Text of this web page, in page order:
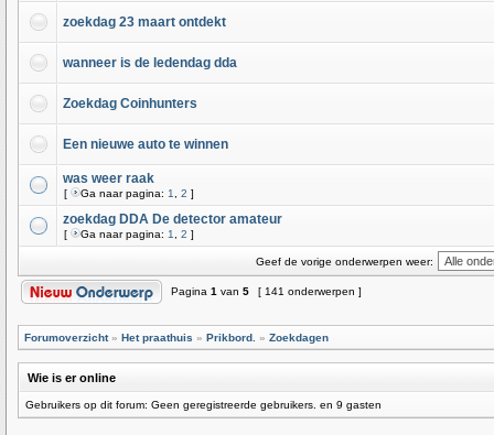
zoekdag 23 maart ontdekt
wanneer is de ledendag dda
Zoekdag Coinhunters
Een nieuwe auto te winnen
was weer raak
[ Ga naar pagina: 1 2 ]
zoekdag DDA De detector amateur
[ Ga naar pagina: 1 2 ]
Geef de vorige onderwerpen weer:
Pagina 1 van 5 [ 141 onderwerpen ]
Forumoverzicht» Het praathuis » Prikbord. » Zoekdagen
Wie is er online
Gebruikers op dit forum: Geen geregistreerde gebruikers. en 9 gasten